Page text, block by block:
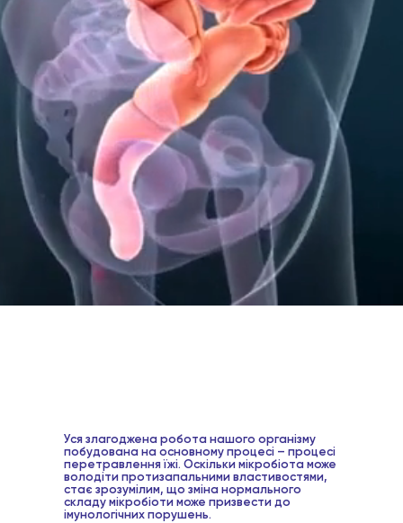
Уся злагоджена робота нашого організму
побудована на основному процесі – процесі
перетравлення їжі. Оскільки мікробіота може
володіти протизапальними властивостями,
стає зрозумілим, що зміна нормального
складу мікробіоти може призвести до
імунологічних порушень.